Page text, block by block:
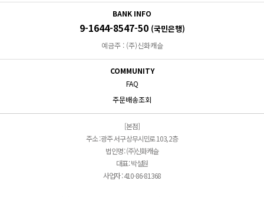
BANK INFO
9-1644-8547-50 (국민은행)
예금주 : (주)신화캐슬
COMMUNITY
FAQ
주문배송조회
[본점]
주소 : 광주 서구 상무시민로 103, 2층
법인명 : (주)신화캐슬
대표 : 박설원
사업자 : 410-86-81368